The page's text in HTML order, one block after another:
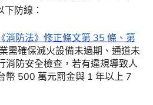
防線：
消防法》修正條文第 35 條、第
需確保滅火設備未過期、通道未
消防安全檢查，若有違規導致人
幣 500 萬元罰金與 1 年以上 7